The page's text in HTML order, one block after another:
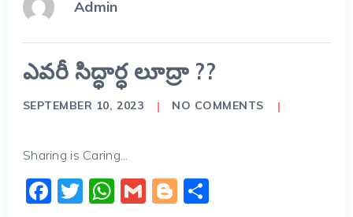
Admin
ఎవరీ సిద్ధార్ధ లూద్రా ??
SEPTEMBER 10, 2023 NO COMMENTS
Sharing is Caring...
Facebook
Twitter
WhatsApp
GmailBlogger
Share